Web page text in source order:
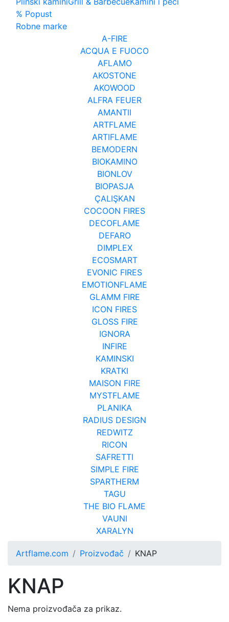
% Popust
Robne marke
A-FIRE
ACQUA E FUOCO
AFLAMO
AKOSTONE
AKOWOOD
ALFRA FEUER
AMANTII
ARTFLAME
ARTIFLAME
BEMODERN
BIOKAMINO
BIONLOV
BIOPASJA
ÇALIŞKAN
COCOON FIRES
DECOFLAME
DEFARO
DIMPLEX
ECOSMART
EVONIC FIRES
EMOTIONFLAME
GLAMM FIRE
ICON FIRES
GLOSS FIRE
IGNORA
INFIRE
KAMINSKI
KRATKI
MAISON FIRE
MYSTFLAME
PLANIKA
RADIUS DESIGN
REDWITZ
RICON
SAFRETTI
SIMPLE FIRE
SPARTHERM
TAGU
THE BIO FLAME
VAUNI
XARALYN
Artflame.com Proizvođač KNAP
KNAP
Nema proizvođača za prikaz.